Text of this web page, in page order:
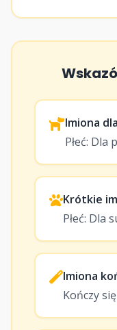
Imiona
Płeć: Dla
Krótkie
Płeć: Dla
Imiona
Kończy